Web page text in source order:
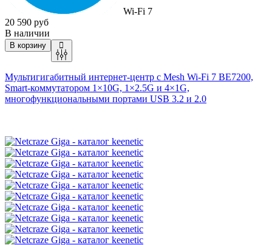
Wi-Fi 7
20 590 руб
В наличии
В корзину
Мультигигабитный интернет-центр с Mesh Wi-Fi 7 BE7200,
Smart-коммутатором 1×10G, 1×2.5G и 4×1G,
многофункциональными портами USB 3.2 и 2.0